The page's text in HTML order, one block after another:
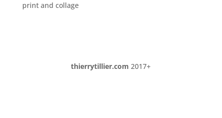
print and collage
thierrytillier.com 2017+